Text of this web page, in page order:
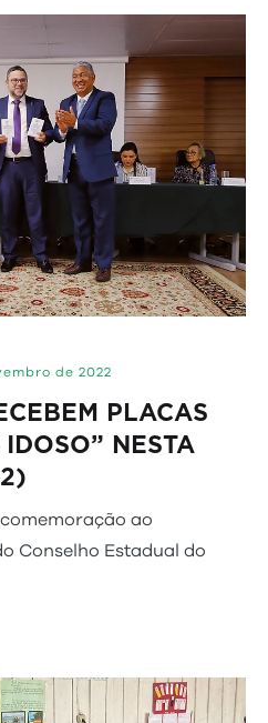
de 2022
PLACAS
NESTA
ao
Conselho Estadual do